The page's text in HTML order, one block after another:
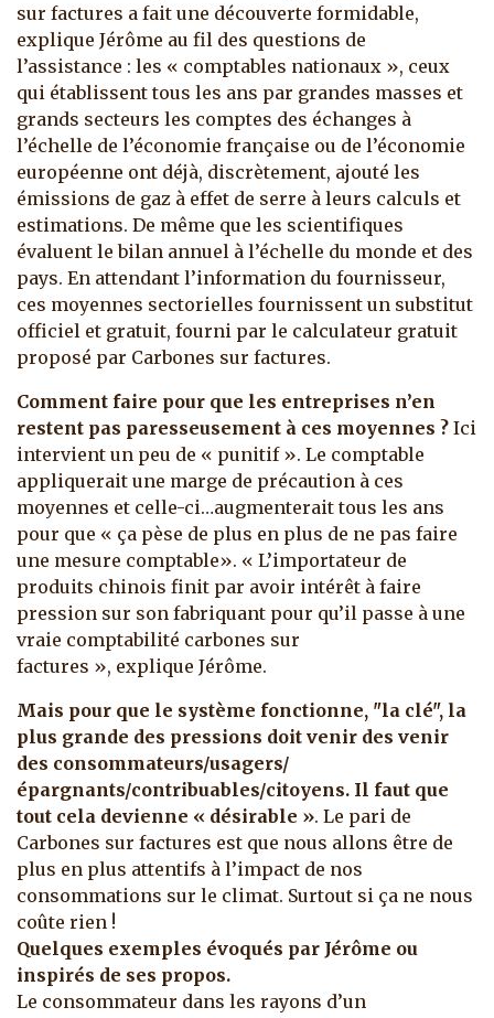
sur factures a fait une découverte formidable,
explique Jérôme au fil des questions de
l’assistance : les « comptables nationaux », ceux
qui établissent tous les ans par grandes masses et
grands secteurs les comptes des échanges à
l’échelle de l’économie française ou de l’économie
européenne ont déjà, discrètement, ajouté les
émissions de gaz à effet de serre à leurs calculs et
estimations. De même que les scientifiques
évaluent le bilan annuel à l’échelle du monde et des
pays. En attendant l’information du fournisseur,
ces moyennes sectorielles fournissent un substitut
officiel et gratuit, fourni par le calculateur gratuit
proposé par Carbones sur factures.
Comment faire pour que les entreprises n’en
restent pas paresseusement à ces moyennes ? Ici
intervient un peu de « punitif ». Le comptable
appliquerait une marge de précaution à ces
moyennes et celle-ci…augmenterait tous les ans
pour que « ça pèse de plus en plus de ne pas faire
une mesure comptable». « L’importateur de
produits chinois finit par avoir intérêt à faire
pression sur son fabriquant pour qu’il passe à une
vraie comptabilité carbones sur
factures », explique Jérôme.
Mais pour que le système fonctionne, "la clé", la
plus grande des pressions doit venir des venir
des consommateurs/usagers/
épargnants/contribuables/citoyens. Il faut que
tout cela devienne « désirable ». Le pari de
Carbones sur factures est que nous allons être de
plus en plus attentifs à l’impact de nos
consommations sur le climat. Surtout si ça ne nous
coûte rien !
Quelques exemples évoqués par Jérôme ou
inspirés de ses propos.
Le consommateur dans les rayons d’un